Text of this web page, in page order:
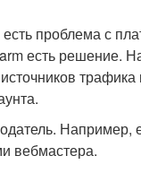
проблема с
есть решение.
трафика
Например,
вебмастера.